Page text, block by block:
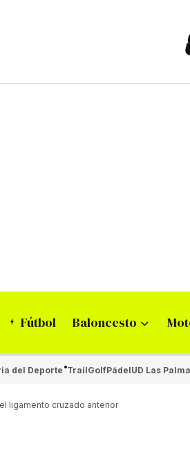
Fútbol Baloncesto
del Deporte TrailGolfPádelUD Las
ligamento cruzado anterior